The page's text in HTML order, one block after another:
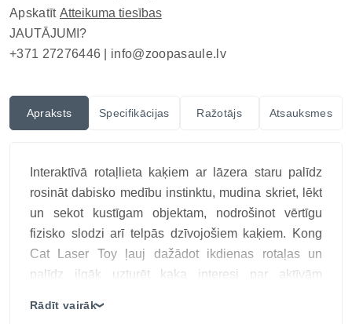
Apskatīt Atteikuma tiesības
JAUTĀJUMI?
+371 27276446 | info@zoopasaule.lv
Apraksts Specifikācijas Ražotājs Atsauksmes
Interaktīvā rotaļlieta kaķiem ar lāzera staru palīdz
rosināt dabisko medību instinktu, mudina skriet, lēkt
un sekot kustīgam objektam, nodrošinot vērtīgu
fizisko slodzi arī telpās dzīvojošiem kaķiem. Kong
Cat Laser Toy ļauj dažādot ikdienas rotaļas un
palīdz ilgāk uzturēt kaķa interesi par aktīvām
Rādīt vairāk❯